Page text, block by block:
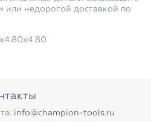
или недорогой доставкой по
info@champion-tools.ru